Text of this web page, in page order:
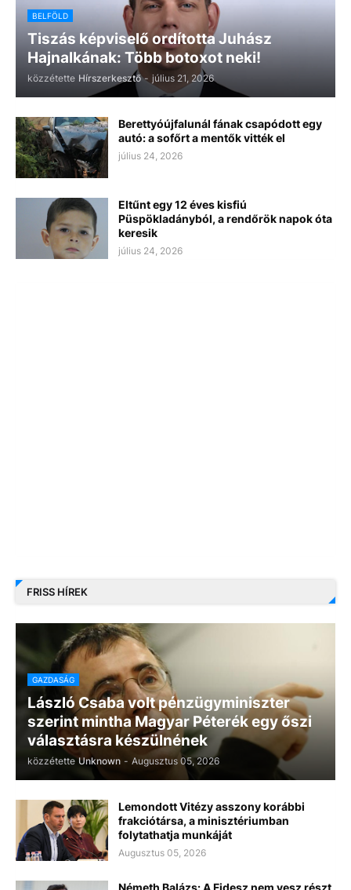
BELFÖLD
Tiszás képviselő ordította Juhász
Hajnalkának: Több botoxot neki!
közzétette Hírszerkesztő - július 21, 2026
Berettyóújfalunál fának csapódott egy
autó: a sofőrt a mentők vitték el
július 24, 2026
Eltűnt egy 12 éves kisfiú
Püspökladányból, a rendőrök napok óta
keresik
július 24, 2026
FRISS HÍREK
GAZDASÁG
László Csaba volt pénzügyminiszter
szerint mintha Magyar Péterék egy őszi
választásra készülnének
közzétette Unknown - Augusztus 05, 2026
Lemondott Vitézy asszony korábbi
frakciótársa, a minisztériumban
folytathatja munkáját
Augusztus 05, 2026
Németh Balázs: A Fidesz nem vesz részt